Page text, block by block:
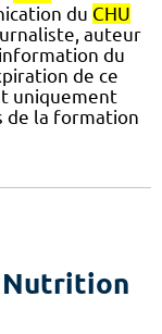
du CHU
auteur
du
de ce
uniquement
de la formation
Nutrition